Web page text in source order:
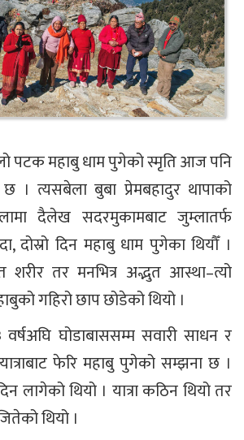
पटक महाबु धाम पुगेको स्मृति आज पनि
। त्यसबेला बुबा प्रेमबहादुर थापाको
दैलेख सदरमुकामबाट जुम्लातर्फ
दोस्रो दिन महाबु धाम पुगेका थियौँ ।
शरीर तर मनभित्र अद्भुत आस्था–त्यो
गहिरो छाप छोडेको थियो ।
घोडाबाससम्म सवारी साधन र
फेरि महाबु पुगेको सम्झना छ ।
लागेको थियो । यात्रा कठिन थियो तर
थियो ।